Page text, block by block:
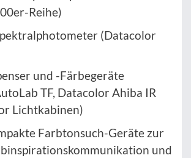
Reihe)
(Datacolor
und -Färbegeräte
TF, Datacolor Ahiba IR
Lichtkabinen)
Farbtonsuch-Geräte zur
und